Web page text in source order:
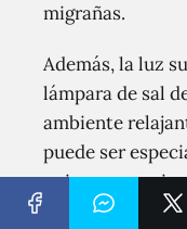
migrañas.
Además, la luz
lámpara de sal
ambiente
puede ser
quienes
migrañas